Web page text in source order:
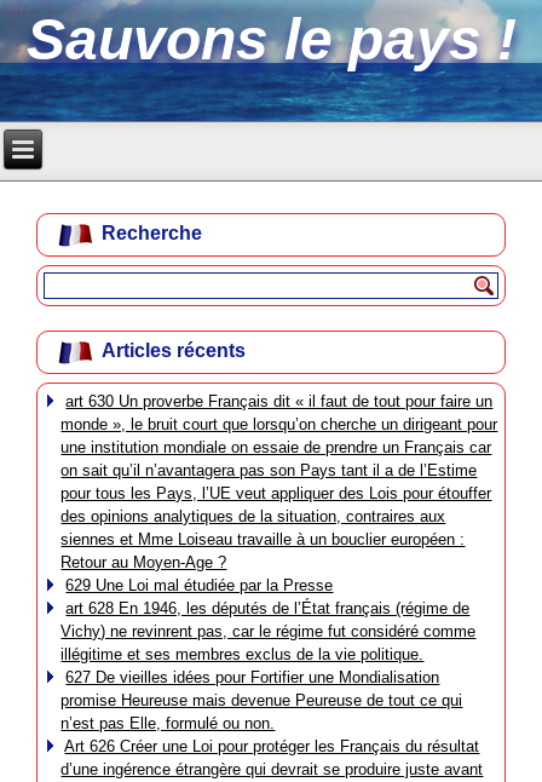
Sauvons le pays !
Recherche
Articles récents
art 630 Un proverbe Français dit « il faut de tout pour faire un
monde », le bruit court que lorsqu’on cherche un dirigeant pour
une institution mondiale on essaie de prendre un Français car
on sait qu’il n’avantagera pas son Pays tant il a de l’Estime
pour tous les Pays, l’UE veut appliquer des Lois pour étouffer
des opinions analytiques de la situation, contraires aux
siennes et Mme Loiseau travaille à un bouclier européen :
Retour au Moyen-Age ?
629 Une Loi mal étudiée par la Presse
art 628 En 1946, les députés de l’État français (régime de
Vichy) ne revinrent pas, car le régime fut considéré comme
illégitime et ses membres exclus de la vie politique.
627 De vieilles idées pour Fortifier une Mondialisation
promise Heureuse mais devenue Peureuse de tout ce qui
n’est pas Elle, formulé ou non.
Art 626 Créer une Loi pour protéger les Français du résultat
d’une ingérence étrangère qui devrait se produire juste avant